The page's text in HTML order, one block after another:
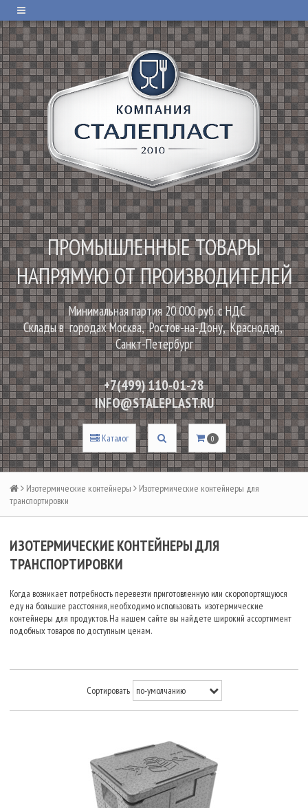
ПРОМЫШЛЕННЫЕ ТОВАРЫ
НАПРЯМУЮ ОТ ПРОИЗВОДИТЕЛЕЙ
Минимальная партия 20 000 руб. с НДС
Склады в городах Москва, Ростов-на-Дону, Краснодар,
Санкт-Петербург
+7(499) 110-01-28
INFO@STALEPLAST.RU
Каталог 0
Изотермические контейнеры
Изотермические контейнеры для
транспортировки
ИЗОТЕРМИЧЕСКИЕ КОНТЕЙНЕРЫ ДЛЯ
ТРАНСПОРТИРОВКИ
Когда возникает потребность перевезти приготовленную или скоропортящуюся
еду на большие расстояния, необходимо использовать изотермические
контейнеры для продуктов. На нашем сайте вы найдете широкий ассортимент
подобных товаров по доступным ценам.
Сортировать